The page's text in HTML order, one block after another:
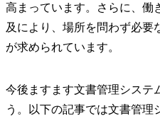
高まっています。さらに、働
及により、場所を問わず必要
が求められています。
今後ますます文書管理システ
う。以下の記事では文書管理